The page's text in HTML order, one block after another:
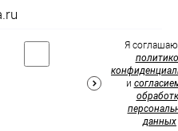
Я
и
данных